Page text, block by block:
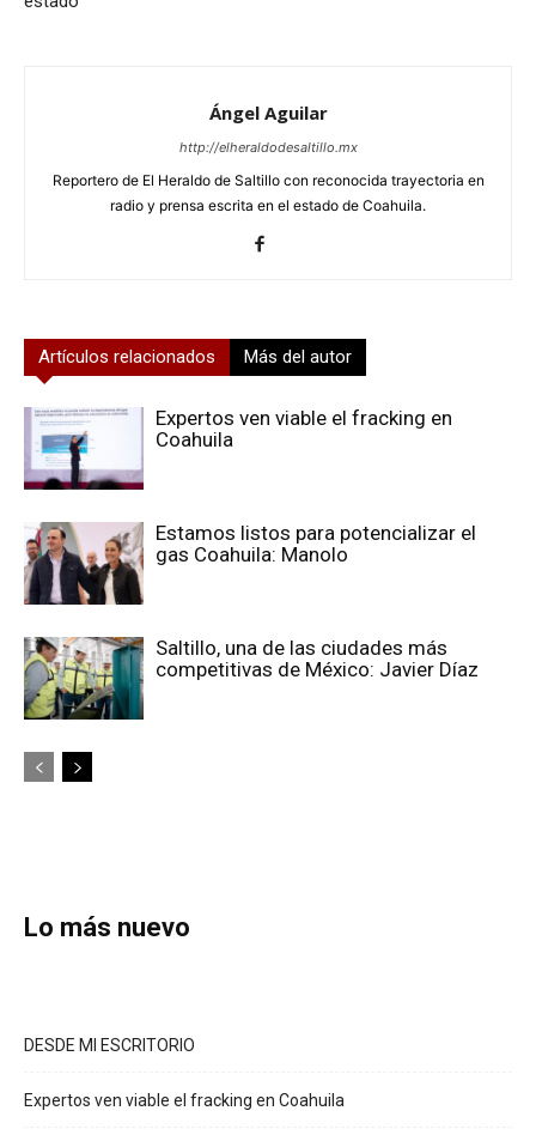
Ángel Aguilar
http://elheraldodesaltillo.mx
Reportero de El Heraldo de Saltillo con reconocida trayectoria en
radio y prensa escrita en el estado de Coahuila.
Artículos relacionados Más del autor
Expertos ven viable el fracking en
Coahuila
Estamos listos para potencializar el
gas Coahuila: Manolo
Saltillo, una de las ciudades más
competitivas de México: Javier Díaz
Lo más nuevo
DESDE MI ESCRITORIO
Expertos ven viable el fracking en Coahuila